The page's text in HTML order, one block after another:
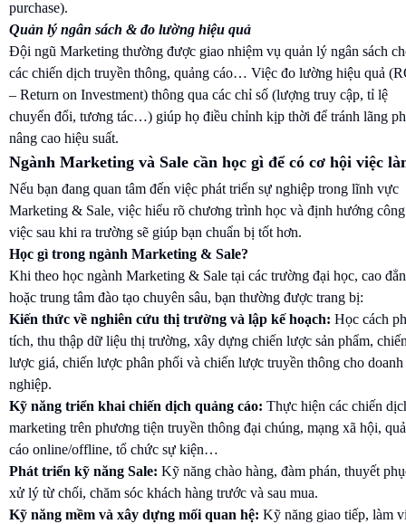
purchase).
Quản lý ngân sách & đo lường hiệu quả
Đội ngũ Marketing thường được giao nhiệm vụ quản lý ngân sách
các chiến dịch truyền thông, quảng cáo… Việc đo lường hiệu quả
– Return on Investment) thông qua các chỉ số (lượng truy cập, tỉ lệ
chuyển đổi, tương tác…) giúp họ điều chỉnh kịp thời để tránh lãng
nâng cao hiệu suất.
Ngành Marketing và Sale cần học gì để có cơ hội việc
Nếu bạn đang quan tâm đến việc phát triển sự nghiệp trong lĩnh vực
Marketing & Sale, việc hiểu rõ chương trình học và định hướng công
việc sau khi ra trường sẽ giúp bạn chuẩn bị tốt hơn.
Học gì trong ngành Marketing & Sale?
Khi theo học ngành Marketing & Sale tại các trường đại học, cao
hoặc trung tâm đào tạo chuyên sâu, bạn thường được trang bị:
Kiến thức về nghiên cứu thị trường và lập kế hoạch: Học cách
tích, thu thập dữ liệu thị trường, xây dựng chiến lược sản phẩm,
lược giá, chiến lược phân phối và chiến lược truyền thông cho doanh
nghiệp.
Kỹ năng triển khai chiến dịch quảng cáo: Thực hiện các chiến
marketing trên phương tiện truyền thông đại chúng, mạng xã hội,
cáo online/offline, tổ chức sự kiện…
Phát triển kỹ năng Sale: Kỹ năng chào hàng, đàm phán, thuyết
xử lý từ chối, chăm sóc khách hàng trước và sau mua.
Kỹ năng mềm và xây dựng mối quan hệ: Kỹ năng giao tiếp, làm